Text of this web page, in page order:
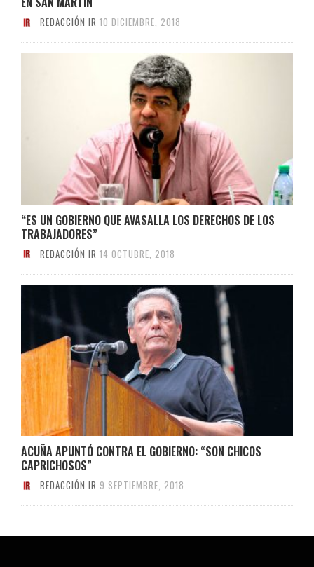
REDACCIÓN IR 10 DICIEMBRE, 2018
“ES UN GOBIERNO QUE AVASALLA LOS DERECHOS DE LOS
TRABAJADORES”
REDACCIÓN IR 14 OCTUBRE, 2018
ACUÑA APUNTÓ CONTRA EL GOBIERNO: “SON CHICOS
CAPRICHOSOS”
REDACCIÓN IR 9 SEPTIEMBRE, 2018